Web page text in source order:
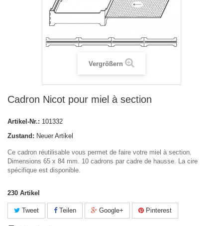
Vergrößern
Cadron Nicot pour miel à section
Artikel-Nr.: 101332
Zustand: Neuer Artikel
Ce cadron réutilisable vous permet de faire votre miel à section.
Dimensions 65 x 84 mm. 10 cadrons par cadre de hausse. La cire
spécifique est disponible.
230 Artikel
Tweet Teilen Google+ Pinterest